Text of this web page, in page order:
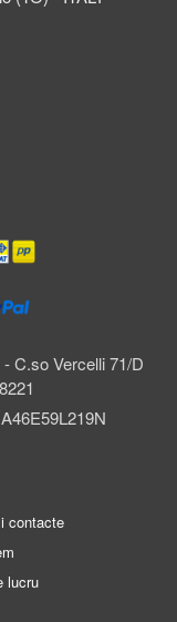
C.so Vercelli 71/D
contacte
lucru